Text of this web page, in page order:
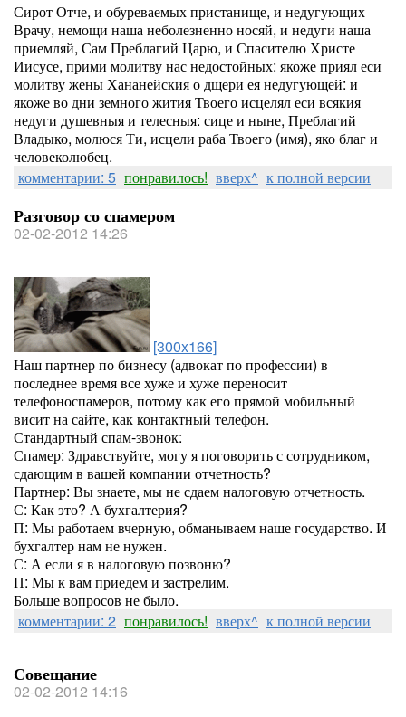
Сирот Отче, и обуреваемых пристанище, и недугующих
Врачу, немощи наша неболезненно носяй, и недуги наша
приемляй, Сам Преблагий Царю, и Спасителю Христе
Иисусе, прими молитву нас недостойных: якоже приял еси
молитву жены Хананейския о дщери ея недугующей: и
якоже во дни земного жития Твоего исцелял еси всякия
недуги душевныя и телесныя: сице и ныне, Преблагий
Владыко, молюся Ти, исцели раба Твоего (имя), яко благ и
человеколюбец.
комментарии: 5 понравилось! вверх^ к полной версии
Разговор со спамером
02-02-2012 14:26
[300x166]
Наш партнер по бизнесу (адвокат по профессии) в
последнее время все хуже и хуже переносит
телефоноспамеров, потому как его прямой мобильный
висит на сайте, как контактный телефон.
Стандартный спам-звонок:
Спамер: Здравствуйте, могу я поговорить с сотрудником,
сдающим в вашей компании отчетность?
Партнер: Вы знаете, мы не сдаем налоговую отчетность.
С: Как это? А бухгалтерия?
П: Мы работаем вчерную, обманываем наше государство. И
бухгалтер нам не нужен.
С: А если я в налоговую позвоню?
П: Мы к вам приедем и застрелим.
Больше вопросов не было.
комментарии: 2 понравилось! вверх^ к полной версии
Совещание
02-02-2012 14:16